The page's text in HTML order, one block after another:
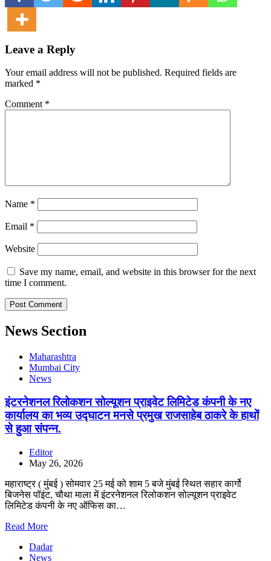
Leave a Reply
Your email address will not be published. Required fields are
marked *
Comment *
Name *
Email *
Website
Save my name, email, and website in this browser for the next
time I comment.
News Section
Maharashtra
Mumbai City
News
इंटरनेशनल रिलोकशन सोल्यूशन प्राइवेट लिमिटेड कंपनी के नए
कार्यालय का भव्य उद्घाटन मनसे प्रमुख राजसाहेब ठाकरे के हाथों
से हुआ संपन्न.
Editor
May 26, 2026
महाराष्ट्र ( मुंबई ) सोमवार 25 मई को शाम 5 बजे मुंबई स्थित सहार कार्गो
बिजनेस पॉइंट, चौथा माला में इंटरनेशनल रिलोकशन सोल्यूशन प्राइवेट
लिमिटेड कंपनी के नए ऑफिस का…
Read More
Dadar
News